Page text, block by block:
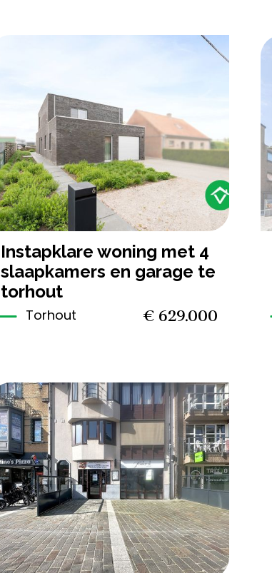
4 249 m²
2
511 m²
instapklare woning met 4
slaapkamers en garage te
torhout
Torhout € 629.000
219 m² 240 m²